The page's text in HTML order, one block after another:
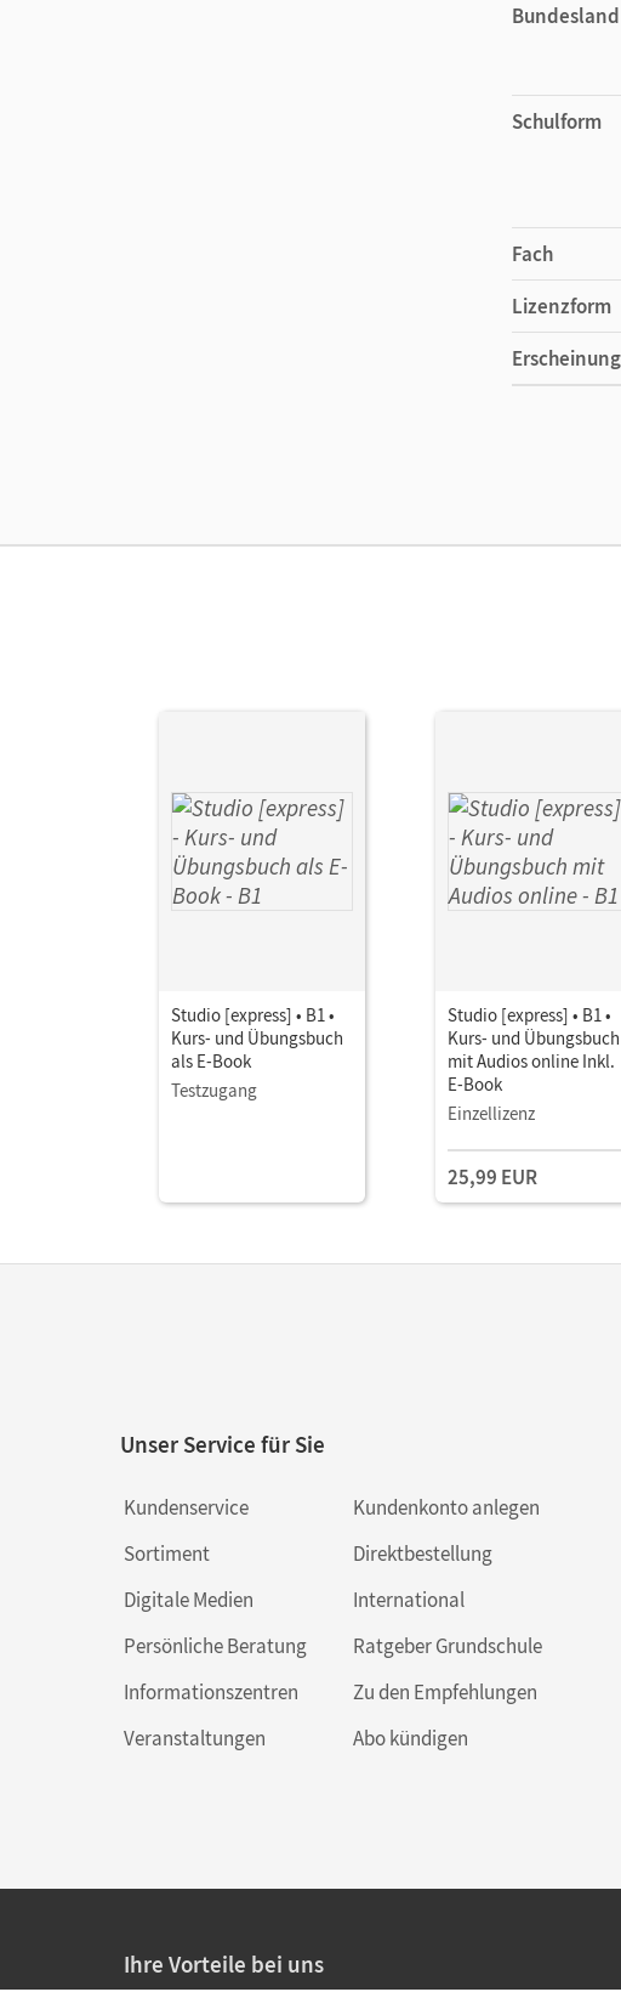
Bundesland
Schulform
Fach
Lizenzform
Studio [express] • B1 •
Kurs- und Übungsbuch
als E-Book
Testzugang
Studio [express] • B1 •
Kurs- und Übungsbuch
mit Audios online Inkl.
E-Book
Einzellizenz
25,99 EUR
Unser Service für Sie
Kundenservice
Sortiment
Digitale Medien
Persönliche Beratung
Informationszentren
Veranstaltungen
Kundenkonto anlegen
Direktbestellung
International
Ratgeber Grundschule
Zu den Empfehlungen
Abo kündigen
Ihre Vorteile bei uns